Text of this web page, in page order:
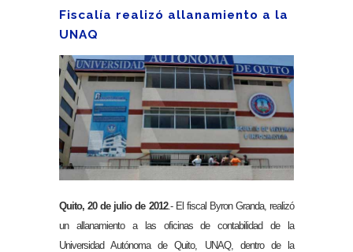
Fiscalía realizó allanamiento a la
UNAQ
Quito, 20 de julio de 2012.- El fiscal Byron Granda, realizó
un allanamiento a las oficinas de contabilidad de la
Universidad Autónoma de Quito, UNAQ, dentro de la